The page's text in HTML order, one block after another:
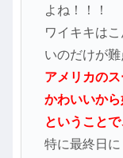
よね！！！
ワイキキは
いのだけが
アメリカの
かわいいから
ということ
特に最終日